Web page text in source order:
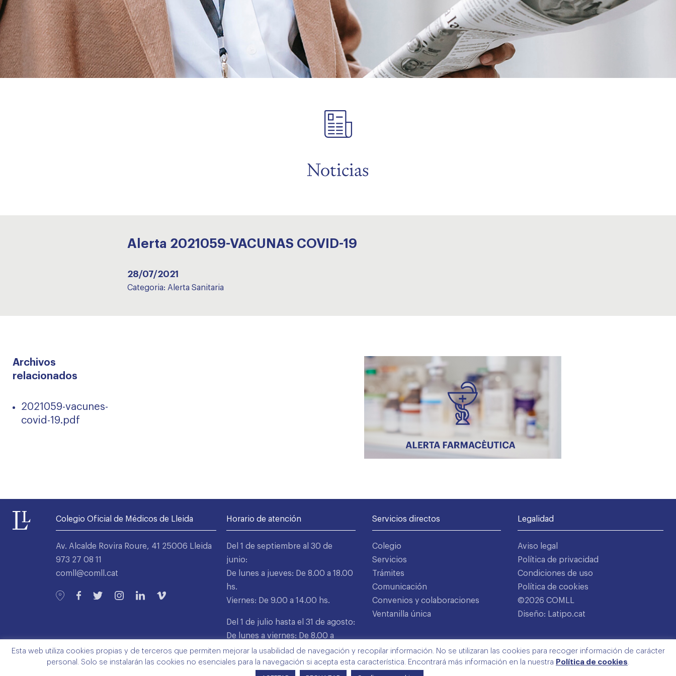
Noticias
Alerta 2021059-VACUNAS COVID-19
28/07/2021
Categoria: Alerta Sanitaria
Archivos
relacionados
2021059-vacunes-
covid-19.pdf
Colegio Oficial de Médicos de Lleida
Av. Alcalde Rovira Roure, 41 25006 Lleida
973 27 08 11
comll@comll.cat
Horario de atención
Del 1 de septiembre al 30 de
junio:
De lunes a jueves: De 8.00 a 18.00
hs.
Viernes: De 9.00 a 14.00 hs.
Del 1 de julio hasta el 31 de agosto:
De lunes a viernes: De 8.00 a
15.00 hs.
Servicios directos
Colegio
Servicios
Trámites
Comunicación
Convenios y colaboraciones
Ventanilla única
Legalidad
Aviso legal
Política de privacidad
Condiciones de uso
Política de cookies
©2026 COMLL
Diseño: Latipo.cat
Esta web utiliza cookies propias y de terceros que permiten mejorar la usabilidad de navegación y recopilar información. No se utilizaran las cookies para recoger información de carácter
personal. Solo se instalarán las cookies no esenciales para la navegación si acepta esta característica. Encontrará más información en la nuestra Política de cookies.